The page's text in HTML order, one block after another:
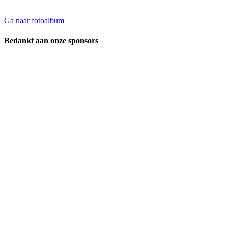
Ga naar fotoalbum
Bedankt aan onze sponsors